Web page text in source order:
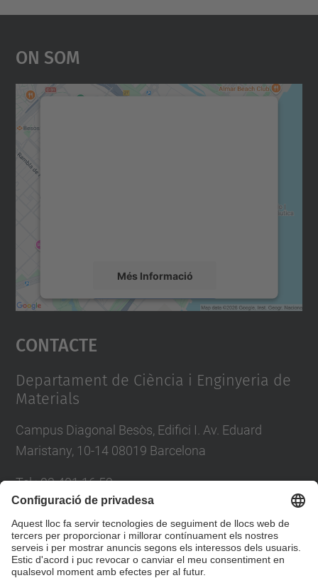
On Som
Més Informació
Accepta
powered by
Contacte
Departament de Ciència i Enginyeria de
Materials
Campus Diagonal Besòs, Edifici I. Av. Eduard
Maristany, 10-14 08019 Barcelona
Tel.:93 401 16 59
Directori UPC